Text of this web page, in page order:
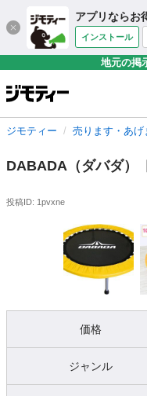
アプリならお
インストール
地元の掲
ジモティー 売ります・あげ
DABADA（ダバダ）
投稿ID: 1pvxne
価格
ジャンル